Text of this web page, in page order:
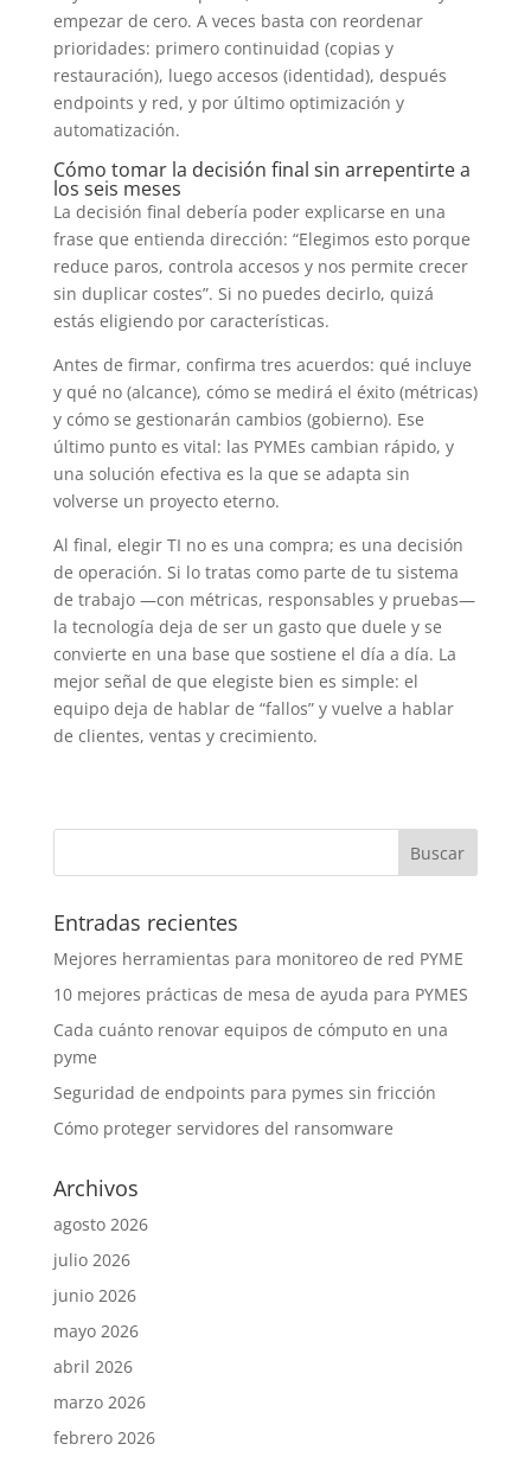
empezar de cero. A veces basta con reordenar
prioridades: primero continuidad (copias y
restauración), luego accesos (identidad), después
endpoints y red, y por último optimización y
automatización.
Cómo tomar la decisión final sin arrepentirte a
los seis meses
La decisión final debería poder explicarse en una
frase que entienda dirección: “Elegimos esto porque
reduce paros, controla accesos y nos permite crecer
sin duplicar costes”. Si no puedes decirlo, quizá
estás eligiendo por características.
Antes de firmar, confirma tres acuerdos: qué incluye
y qué no (alcance), cómo se medirá el éxito (métricas)
y cómo se gestionarán cambios (gobierno). Ese
último punto es vital: las PYMEs cambian rápido, y
una solución efectiva es la que se adapta sin
volverse un proyecto eterno.
Al final, elegir TI no es una compra; es una decisión
de operación. Si lo tratas como parte de tu sistema
de trabajo —con métricas, responsables y pruebas—
la tecnología deja de ser un gasto que duele y se
convierte en una base que sostiene el día a día. La
mejor señal de que elegiste bien es simple: el
equipo deja de hablar de “fallos” y vuelve a hablar
de clientes, ventas y crecimiento.
Entradas recientes
Mejores herramientas para monitoreo de red PYME
10 mejores prácticas de mesa de ayuda para PYMES
Cada cuánto renovar equipos de cómputo en una
pyme
Seguridad de endpoints para pymes sin fricción
Cómo proteger servidores del ransomware
Archivos
agosto 2026
julio 2026
junio 2026
mayo 2026
abril 2026
marzo 2026
febrero 2026